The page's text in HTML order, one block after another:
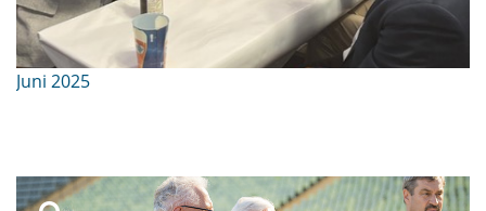
Juni 2025